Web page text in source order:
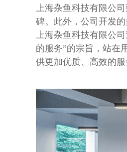
上海杂鱼科技有限公
碑。此外，公司开发
上海杂鱼科技有限公
的服务”的宗旨，站在
供更加优质、高效的